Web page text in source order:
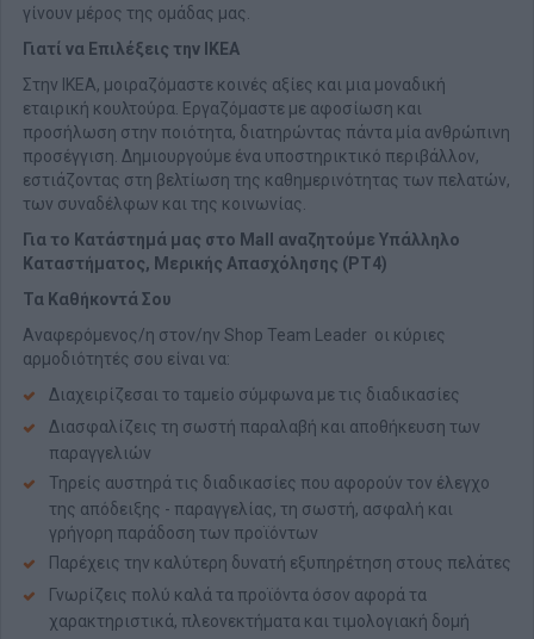
γίνουν μέρος της ομάδας μας.
Γιατί να Επιλέξεις την ΙΚΕΑ
Στην ΙΚΕΑ, μοιραζόμαστε κοινές αξίες και μια μοναδική
εταιρική κουλτούρα. Εργαζόμαστε με αφοσίωση και
προσήλωση στην ποιότητα, διατηρώντας πάντα μία ανθρώπινη
προσέγγιση. Δημιουργούμε ένα υποστηρικτικό περιβάλλον,
εστιάζοντας στη βελτίωση της καθημερινότητας των πελατών,
των συναδέλφων και της κοινωνίας.
Για το Κατάστημά μας στο Mall αναζητούμε Υπάλληλο
Καταστήματος, Μερικής Απασχόλησης (ΡΤ4)
Τα Καθήκοντά Σου
Αναφερόμενος/η στον/ην Shop Team Leader οι κύριες
αρμοδιότητές σου είναι να:
Διαχειρίζεσαι το ταμείο σύμφωνα με τις διαδικασίες
Διασφαλίζεις τη σωστή παραλαβή και αποθήκευση των
παραγγελιών
Τηρείς αυστηρά τις διαδικασίες που αφορούν τον έλεγχο
της απόδειξης - παραγγελίας, τη σωστή, ασφαλή και
γρήγορη παράδοση των προϊόντων
Παρέχεις την καλύτερη δυνατή εξυπηρέτηση στους πελάτες
Γνωρίζεις πολύ καλά τα προϊόντα όσον αφορά τα
χαρακτηριστικά, πλεονεκτήματα και τιμολογιακή δομή